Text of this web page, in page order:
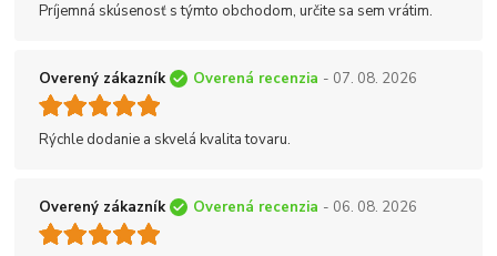
Príjemná skúsenosť s týmto obchodom, určite sa sem vrátim.
Overený zákazník Overená recenzia - 07. 08. 2026
Rýchle dodanie a skvelá kvalita tovaru.
Overený zákazník Overená recenzia - 06. 08. 2026